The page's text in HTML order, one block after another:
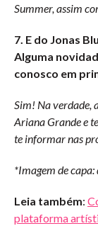
Summer, assim
7. E do Jonas
Alguma
conosco em
Sim! Na verdade,
Ariana Grande e
te informar nas
*Imagem de capa:
Leia também:
plataforma